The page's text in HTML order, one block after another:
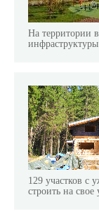
На территории
129 участков с
строить на